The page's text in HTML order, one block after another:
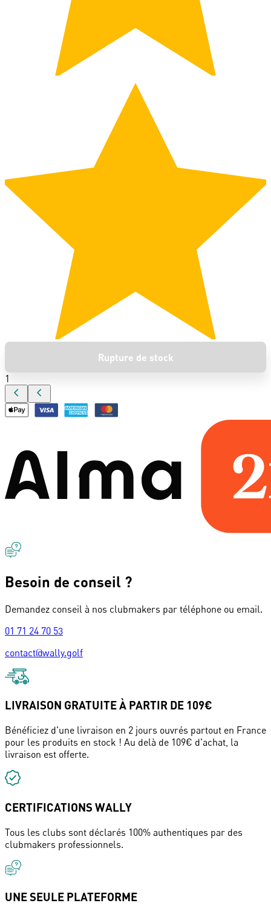
Rupture de stock
1
Besoin de conseil ?
Demandez conseil à nos clubmakers par téléphone ou email.
01 71 24 70 53
contact@wally.golf
LIVRAISON GRATUITE À PARTIR DE 109€
Bénéficiez d'une livraison en 2 jours ouvrés partout en France
pour les produits en stock ! Au delà de 109€ d'achat, la
livraison est offerte.
CERTIFICATIONS WALLY
Tous les clubs sont déclarés 100% authentiques par des
clubmakers professionnels.
UNE SEULE PLATEFORME